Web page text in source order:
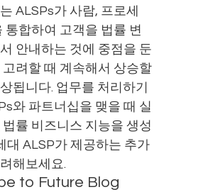
ALSPs가 사람, 프로세
통합하여 고객을 법률 변
안내하는 것에 중점을 둔
고려할 때 계속해서 상승할
됩니다. 업무를 처리하기
와 파트너십을 맺을 때 실
률 비즈니스 지능을 생성
대 ALSP가 제공하는 추가
해보세요.
to Future Blog